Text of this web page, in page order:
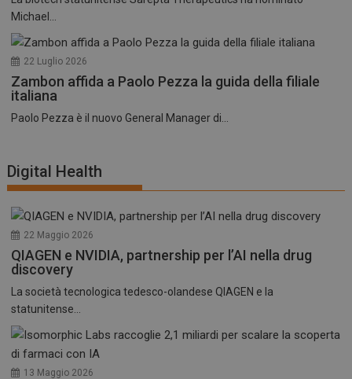
Michael...
22 Luglio 2026
Zambon affida a Paolo Pezza la guida della filiale
italiana
Paolo Pezza è il nuovo General Manager di...
Digital Health
22 Maggio 2026
QIAGEN e NVIDIA, partnership per l’AI nella drug
discovery
La società tecnologica tedesco-olandese QIAGEN e la
statunitense...
13 Maggio 2026